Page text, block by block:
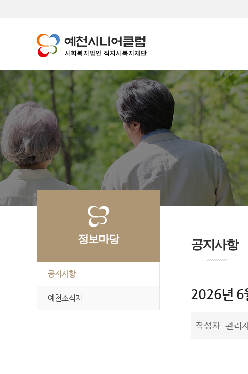
정보마당
공지사항
예천소식지
공지사항
2026년 6
작성자 관리